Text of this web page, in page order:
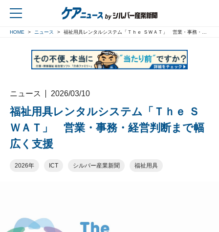
HOME ニュース 福祉用具レンタルシステム「Ｔｈｅ ＳＷＡＴ」 営業・事務・経営判断まで幅広く支援
ニュース 2026/03/10
福祉用具レンタルシステム「Ｔｈｅ Ｓ
ＷＡＴ」 営業・事務・経営判断まで幅
広く支援
2026年 ICT シルバー産業新聞 福祉用具